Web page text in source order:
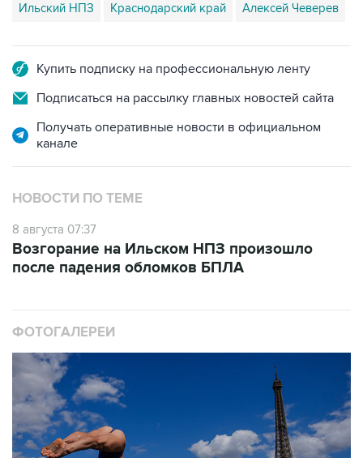
Ильский НПЗ Краснодарский край Алексей Чеверев
Купить подписку на профессиональную ленту
Подписаться на рассылку главных новостей сайта
Получать оперативные новости в официальном
канале
НОВОСТИ ПО ТЕМЕ
8 августа 07:37
Возгорание на Ильском НПЗ произошло
после падения обломков БПЛА
ФОТОГАЛЕРЕИ